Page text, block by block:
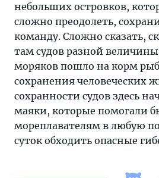
небольших островков,
сложно преодолеть,
команду. Сложно сказать,
там судов разной
моряков пошло на корм
сохранения человеческих
сохранности судов здесь
маяки, которые помогали
мореплавателям в любую
суток обходить опасные